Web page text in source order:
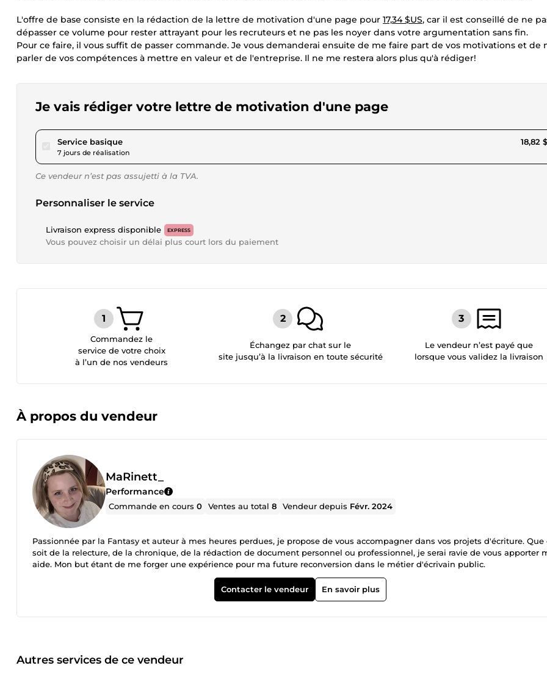
L'offre de base consiste en la rédaction de la lettre de motivation d'une page pour 17,34 $US, car il est conseillé de ne
dépasser ce volume pour rester attrayant pour les recruteurs et ne pas les noyer dans votre argumentation sans fin.
Pour ce faire, il vous suffit de passer commande. Je vous demanderai ensuite de me faire part de vos motivations et de
parler de vos compétences à mettre en valeur et de l'entreprise. Il ne me restera alors plus qu'à rédiger!
Je vais rédiger votre lettre de motivation d'une page
Service basiquepour 17,34 $US
7 jours de réalisation
18,82
Ce vendeur n’est pas assujetti à la TVA.
Personnaliser le service
Livraison express disponible EXPRESS
Vous pouvez choisir un délai plus court lors du paiement
Commandez le
service de votre choix
à l’un de nos vendeurs
Échangez par chat sur le
site jusqu’à la livraison en toute sécurité
Le vendeur n’est payé que
lorsque vous validez la livraison
À propos du vendeur
MaRinett_
Performance
Commande en cours0 Ventes au total8 Vendeur depuis Févr. 2024
Passionnée par la Fantasy et auteur à mes heures perdues, je propose de vous accompagner dans vos projets d'écriture. Que
soit de la relecture, de la chronique, de la rédaction de document personnel ou professionnel, je serai ravie de vous apporter
aide. Mon but étant de me forger une expérience pour ma future reconversion dans le métier d'écrivain public.
Contacter le vendeur En savoir plus
Autres services de ce vendeur